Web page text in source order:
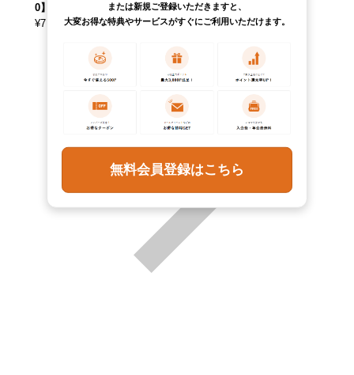
0】
¥7,590(税込)
¥7,590(税込)
または新規ご登録いただきますと、
大変お得な特典やサービスがすぐにご利用いただけます。
無料会員登録はこちら